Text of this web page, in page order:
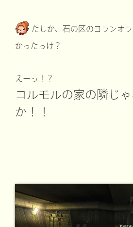
たしか、石の区のヨランオ
かったっけ？
えーっ！？
コルモルの家の隣じ
か！！